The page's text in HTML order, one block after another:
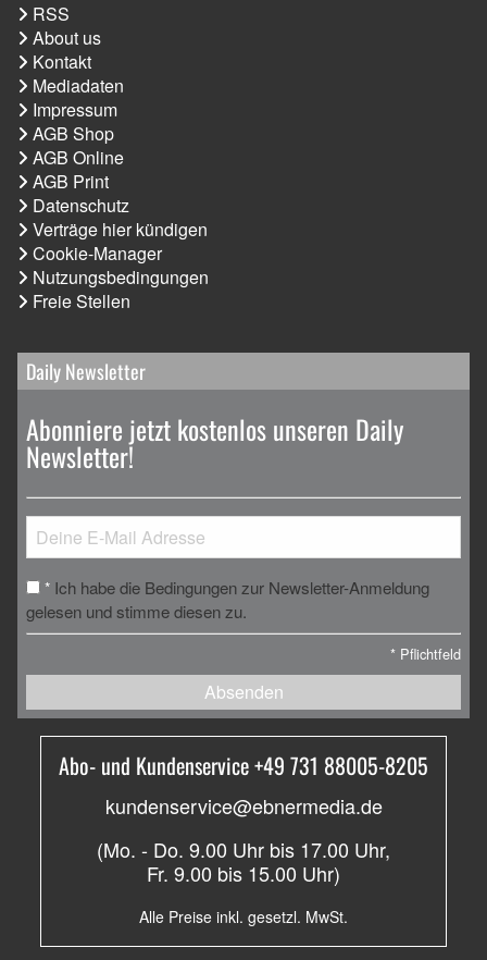
RSS
About us
Kontakt
Mediadaten
Impressum
AGB Shop
AGB Online
AGB Print
Datenschutz
Verträge hier kündigen
Cookie-Manager
Nutzungsbedingungen
Freie Stellen
Daily Newsletter
Abonniere jetzt kostenlos unseren Daily
Newsletter!
* Ich habe die Bedingungen zur Newsletter-Anmeldung
gelesen und stimme diesen zu.
* Pflichtfeld
Absenden
Abo- und Kundenservice +49 731 88005-8205
kundenservice@ebnermedia.de
(Mo. - Do. 9.00 Uhr bis 17.00 Uhr,
Fr. 9.00 bis 15.00 Uhr)
Alle Preise inkl. gesetzl. MwSt.